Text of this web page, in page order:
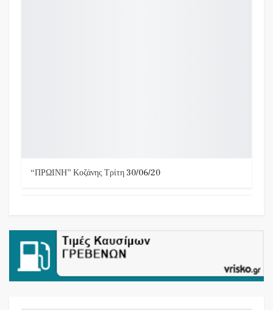
“ΠΡΩΙΝΗ” Κοζάνης Τρίτη 30/06/20